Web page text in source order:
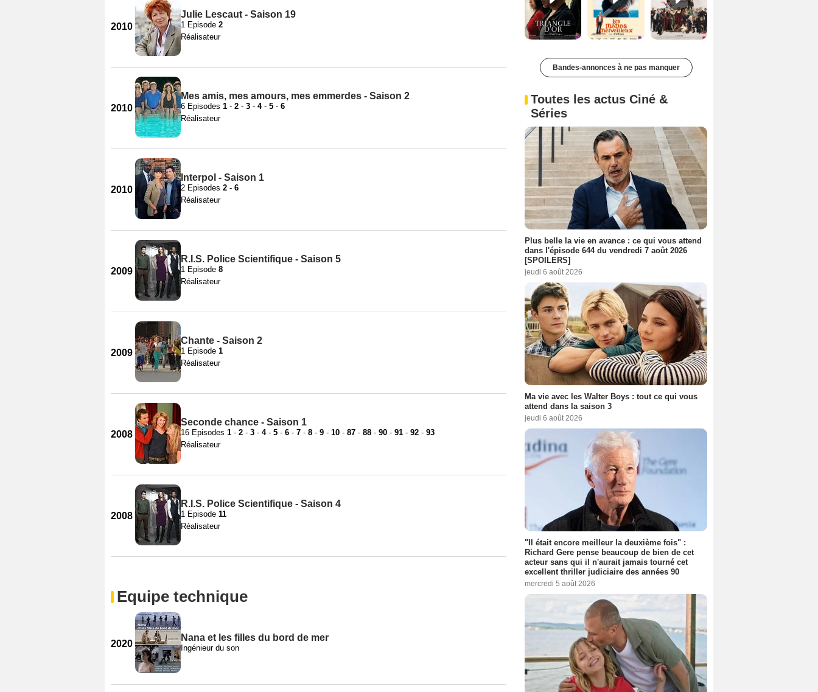
2010
Julie Lescaut - Saison 19
1 Episode 2
Réalisateur
2010
Mes amis, mes amours, mes emmerdes - Saison 2
6 Episodes 1 - 2 - 3 - 4- 5 - 6
Réalisateur
2010
Interpol - Saison 1
2 Episodes 2 - 6
Réalisateur
2009
R.I.S. Police Scientifique - Saison 5
1 Episode 8
Réalisateur
2009
Chante - Saison 2
1 Episode 1
Réalisateur
2008
Seconde chance - Saison 1
16 Episodes 1 - 2 - 3 - 4- 5 - 6 - 7 - 8 - 9 - 10 - 87 - 88 - 90 - 91 - 92 - 93
Réalisateur
2008
R.I.S. Police Scientifique - Saison 4
1 Episode 11
Réalisateur
Equipe technique
2020
Nana et les filles du bord de mer
Ingénieur du son
Bandes-annonces à ne pas manquer
Toutes les actus Ciné &
Séries
Plus belle la vie en avance : ce qui vous attend
dans l'épisode 644 du vendredi 7 août 2026
[SPOILERS]
jeudi 6 août 2026
Ma vie avec les Walter Boys : tout ce qui vous
attend dans la saison 3
jeudi 6 août 2026
"Il était encore meilleur la deuxième fois" :
Richard Gere pense beaucoup de bien de cet
acteur sans qui il n'aurait jamais tourné cet
excellent thriller judiciaire des années 90
mercredi 5 août 2026